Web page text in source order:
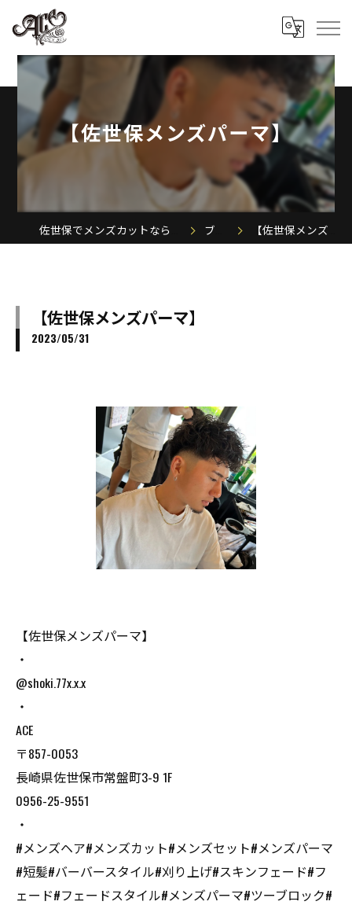
【佐世保メンズパーマ】
ブログ 【佐世保メンズパーマ】
【佐世保メンズパーマ】
2023/05/31
【佐世保メンズパーマ】
・
@shoki.77x.x.x
・
ACE
〒857-0053
長崎県佐世保市常盤町3-9 1F
0956-25-9551
・
#メンズヘア#メンズカット#メンズセット#メンズパーマ
#短髪#バーバースタイル#刈り上げ#スキンフェード#フ
ェード#フェードスタイル#メンズパーマ#ツーブロック#